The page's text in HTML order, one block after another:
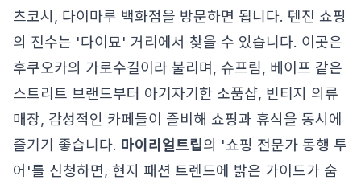
츠코시, 다이마루 백화점을 방문하면 됩니다. 텐진 쇼핑
의 진수는 '다이묘' 거리에서 찾을 수 있습니다. 이곳은
후쿠오카의 가로수길이라 불리며, 슈프림, 베이프 같은
스트리트 브랜드부터 아기자기한 소품샵, 빈티지 의류
매장, 감성적인 카페들이 즐비해 쇼핑과 휴식을 동시에
즐기기 좋습니다. 마이리얼트립의 '쇼핑 전문가 동행 투
어'를 신청하면, 현지 패션 트렌드에 밝은 가이드가 숨